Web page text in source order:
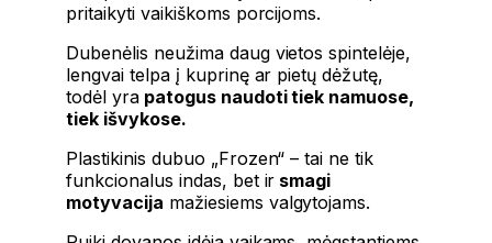
pritaikyti vaikiškoms porcijoms.
Dubenėlis neužima daug vietos spintelėje,
lengvai telpa į kuprinę ar pietų dėžutę,
todėl yrapatogus naudoti tiek namuose,
tiek išvykose.
Plastikinis dubuo „Frozen“ – tai ne tik
funkcionalus indas, bet ir smagi
motyvacija mažiesiems valgytojams.